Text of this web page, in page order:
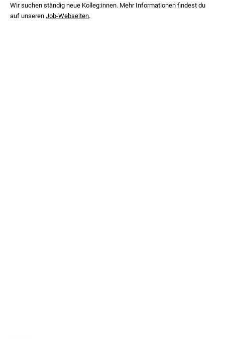
Wir suchen ständig neue Kolleg:innen. Mehr Informationen findest du
auf unseren Job-Webseiten.